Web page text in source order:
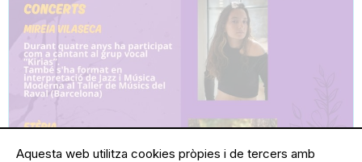
Aquesta web utilitza cookies pròpies i de tercers amb